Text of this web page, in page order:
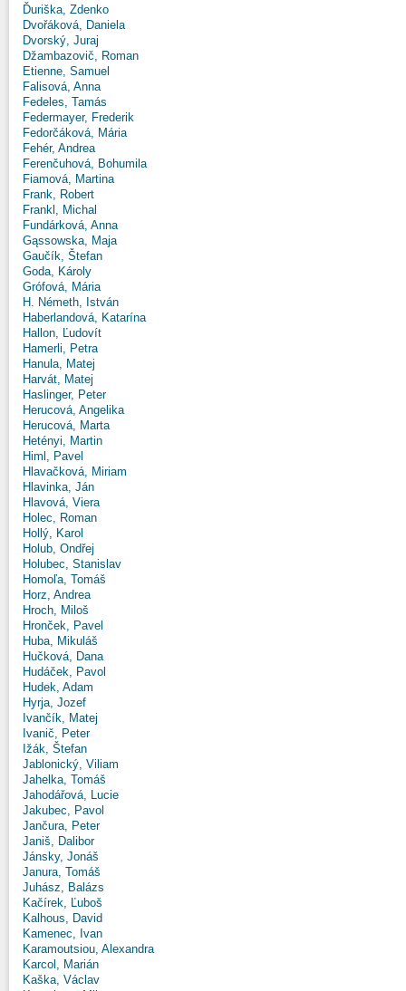
Ďuriška, Zdenko
Dvořáková, Daniela
Dvorský, Juraj
Džambazovič, Roman
Etienne, Samuel
Falisová, Anna
Fedeles, Tamás
Federmayer, Frederik
Fedorčáková, Mária
Fehér, Andrea
Ferenčuhová, Bohumila
Fiamová, Martina
Frank, Robert
Frankl, Michal
Fundárková, Anna
Gąssowska, Maja
Gaučík, Štefan
Goda, Károly
Grófová, Mária
H. Németh, István
Haberlandová, Katarína
Hallon, Ľudovít
Hamerli, Petra
Hanula, Matej
Harvát, Matej
Haslinger, Peter
Herucová, Angelika
Herucová, Marta
Hetényi, Martin
Himl, Pavel
Hlavačková, Miriam
Hlavinka, Ján
Hlavová, Viera
Holec, Roman
Hollý, Karol
Holub, Ondřej
Holubec, Stanislav
Homoľa, Tomáš
Horz, Andrea
Hroch, Miloš
Hronček, Pavel
Huba, Mikuláš
Hučková, Dana
Hudáček, Pavol
Hudek, Adam
Hyrja, Jozef
Ivančík, Matej
Ivanič, Peter
Ižák, Štefan
Jablonický, Viliam
Jahelka, Tomáš
Jahodářová, Lucie
Jakubec, Pavol
Jančura, Peter
Janiš, Dalibor
Jánsky, Jonáš
Janura, Tomáš
Juhász, Balázs
Kačírek, Ľuboš
Kalhous, David
Kamenec, Ivan
Karamoutsiou, Alexandra
Karcol, Marián
Kaška, Václav